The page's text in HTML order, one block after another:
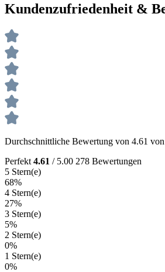
Kundenzufriedenheit &
Durchschnittliche Bewertung von 4.61 von
Perfekt 4.61 / 5.00 278 Bewertungen
5 Stern(e)
68%
4 Stern(e)
27%
3 Stern(e)
5%
2 Stern(e)
0%
1 Stern(e)
0%